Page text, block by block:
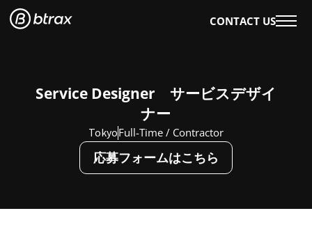
CONTACT US
OUR WORK
EVENTS & WORKSHOPS
OUR INSIGHTS
AI×DESIGN
BLOG
Service Designer　サービスデザイ
ナー
TokyoFull-Time / Contractor
応募フォームはこちら